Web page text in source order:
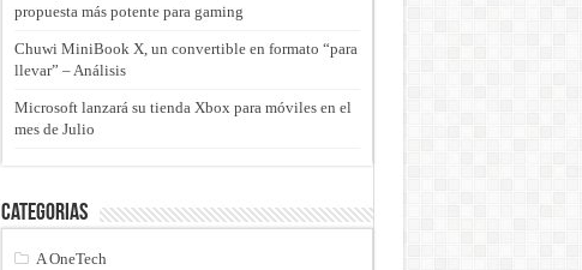
propuesta más potente para gaming
Chuwi MiniBook X, un convertible en formato “para
llevar” – Análisis
Microsoft lanzará su tienda Xbox para móviles en el
mes de Julio
Categorias
A OneTech